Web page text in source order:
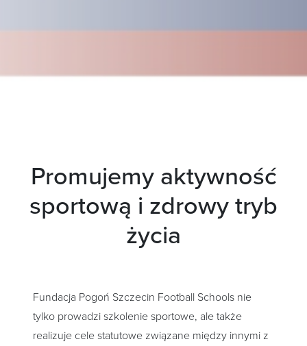
Promujemy aktywność
sportową i zdrowy tryb
życia
Fundacja Pogoń Szczecin Football Schools nie
tylko prowadzi szkolenie sportowe, ale także
realizuje cele statutowe związane między innymi z